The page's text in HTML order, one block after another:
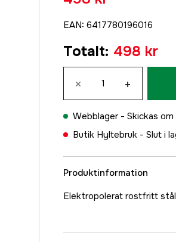
EAN: 6417780196016
Totalt: 498 kr
× +
Webblager - Skickas
Butik Hyltebruk - Slut i
Produktinformation
Elektropolerat rostfritt